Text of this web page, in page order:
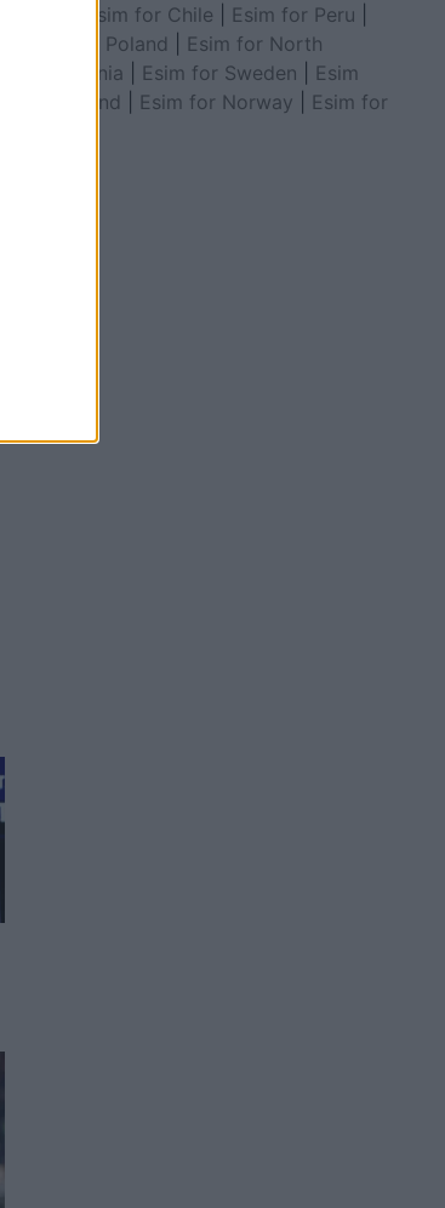
Esim for Chile Esim for Peru
Esim for Poland
Esim for North
Macedonia
Esim for Sweden
Esim
for Finland
Esim for Norway
Esim for